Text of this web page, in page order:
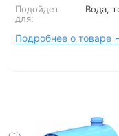
Подойдет
для:
Вода,
Подробнее о товаре